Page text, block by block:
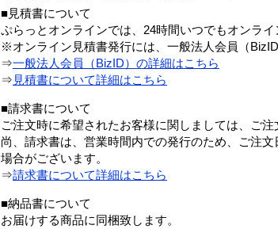
■見積書について
ぷらっとオンラインでは、24時間いつでもオンラ
※オンライン見積書発行には、一般法人会員（
⇒一般法人会員（BizID）の詳細はこちら
⇒ 見積書について詳細はこちら
■請求書について
ご注文時に希望されたお客様に関しましては、ご注
尚、請求書は、営業時間内での発行のため、ご注
場合がございます。
⇒請求書について詳細はこちら
■納品書について
お届けする商品に同梱致します。